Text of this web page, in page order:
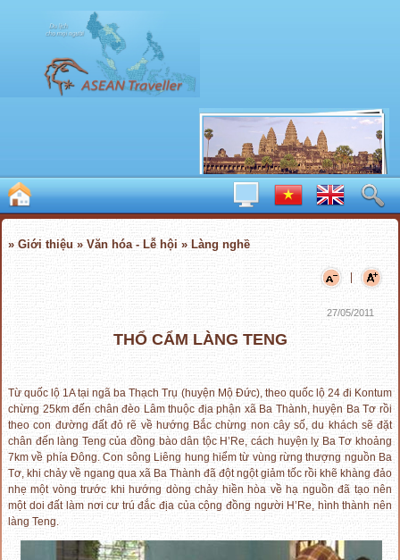
» Giới thiệu » Văn hóa - Lễ hội » Làng nghề
|
27/05/2011
THỔ CẨM LÀNG TENG
Từ quốc lộ 1A tại ngã ba Thạch Trụ (huyện Mộ Đức), theo quốc lộ 24 đi Kontum
chừng 25km đến chân đèo Lâm thuộc địa phận xã Ba Thành, huyện Ba Tơ rồi
theo con đường đất đỏ rẽ về hướng Bắc chừng non cây số, du khách sẽ đặt
chân đến làng Teng của đồng bào dân tộc H’Re, cách huyện lỵ Ba Tơ khoảng
7km về phía Đông. Con sông Liêng hung hiểm từ vùng rừng thượng nguồn Ba
Tơ, khi chảy về ngang qua xã Ba Thành đã đột ngột giảm tốc rồi khẽ khàng đảo
nhẹ một vòng trước khi hướng dòng chảy hiền hòa về hạ nguồn đã tạo nên
một doi đất làm nơi cư trú đắc địa của cộng đồng người H’Re, hình thành nên
làng Teng.